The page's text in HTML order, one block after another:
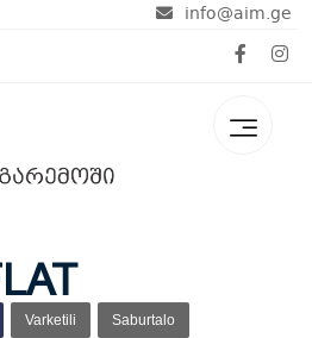
info@aim.ge
Varketili Saburtalo